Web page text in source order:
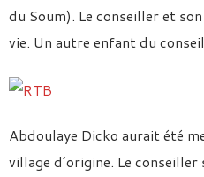
du Soum). Le conseiller et
vie. Un autre enfant du
Abdoulaye Dicko aurait été
village d’origine. Le